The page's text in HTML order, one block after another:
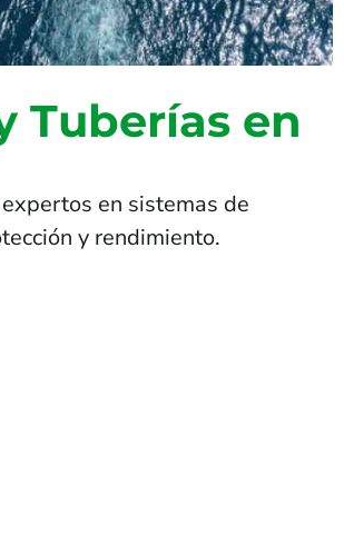
Tuberías en
en sistemas de
y rendimiento.